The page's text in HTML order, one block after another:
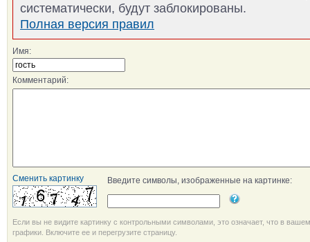
систематически, будут заблокированы.
Полная версия правил
Имя:
Комментарий:
Сменить картинку Введите символы, изображенные на картинке:
Если вы не видите картинку с контрольными символами, это означает, что в
графики. Включите ее и перегрузите страницу.